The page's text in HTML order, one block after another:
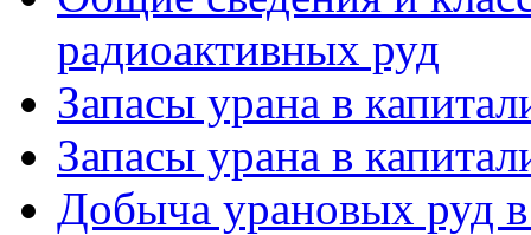
радиоактивных руд
Запасы урана в
Запасы урана в
Добыча урановых руд